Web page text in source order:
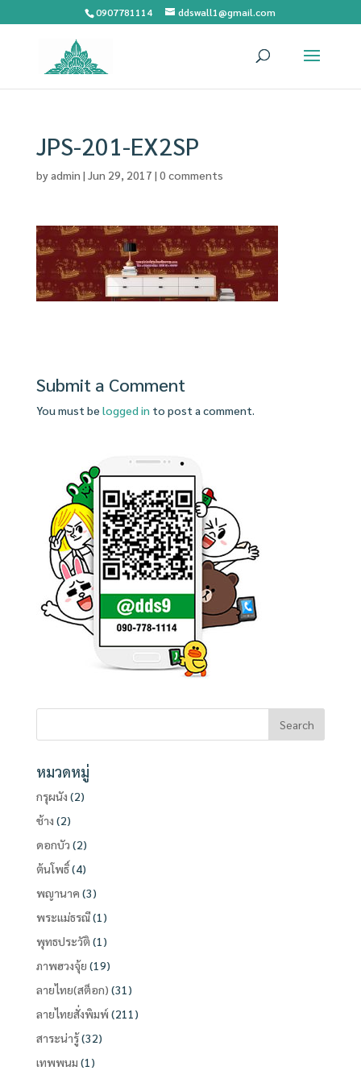
0907781114 ddswall1@gmail.com
JPS-201-EX2SP
byadmin | Jun 29, 2017 | 0 comments
Submit a Comment
You must be logged in to post a comment.
หมวดหมู่
กรุผนัง (2)
ช้าง (2)
ดอกบัว (2)
ต้นโพธิ์(4)
พญานาค (3)
พระแม่ธรณี(1)
พุทธประวัติ (1)
ภาพฮวงจุ้ย (19)
ลายไทย(สต็อก) (31)
ลายไทยสั่งพิมพ์ (211)
สาระน่ารู้(32)
เทพพนม (1)